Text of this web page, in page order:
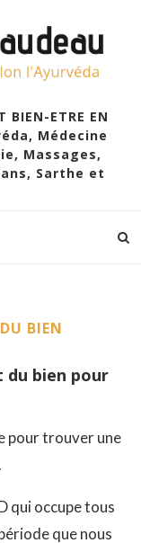
BIEN-ETRE EN
Médecine
Massages,
Sarthe et
BIEN
du bien pour
pour trouver une
qui occupe tous
que nous